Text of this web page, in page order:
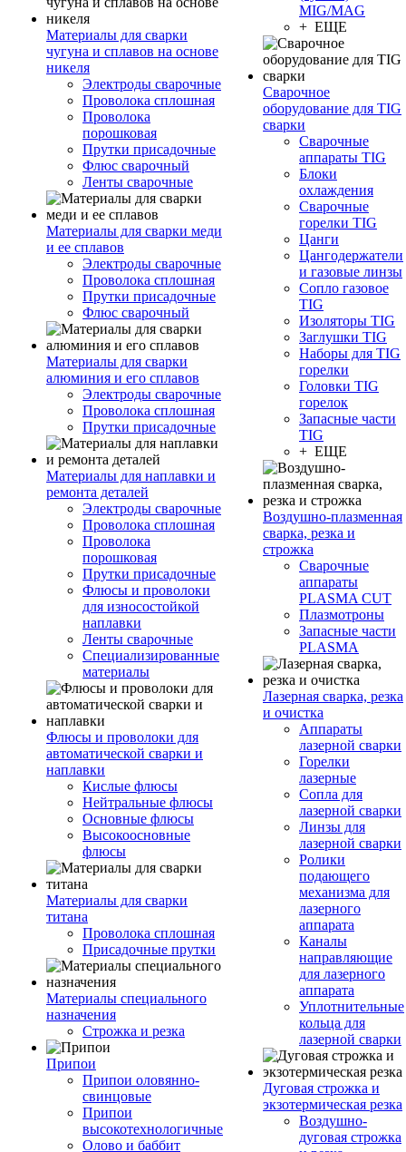
Материалы для сварки
чугуна и сплавов на основе
никеля
Электроды сварочные
Проволока сплошная
Проволока
порошковая
Прутки присадочные
Флюс сварочный
Ленты сварочные
Материалы для сварки меди
и ее сплавов
Электроды сварочные
Проволока сплошная
Прутки присадочные
Флюс сварочный
Материалы для сварки
алюминия и его сплавов
Электроды сварочные
Проволока сплошная
Прутки присадочные
Материалы для наплавки и
ремонта деталей
Электроды сварочные
Проволока сплошная
Проволока
порошковая
Прутки присадочные
Флюсы и проволоки
для износостойкой
наплавки
Ленты сварочные
Специализированные
материалы
Флюсы и проволоки для
автоматической сварки и
наплавки
Кислые флюсы
Нейтральные флюсы
Основные флюсы
Высокоосновные
флюсы
Материалы для сварки
титана
Проволока сплошная
Присадочные прутки
Материалы специального
назначения
Строжка и резка
Припои
Припои оловянно-
свинцовые
Припои
высокотехнологичные
Олово и баббит
MIG/MAG
+ ЕЩЕ
Сварочное
оборудование для TIG
сварки
Сварочные
аппараты TIG
Блоки
охлаждения
Сварочные
горелки TIG
Цанги
Цангодержатели
и газовые линзы
Сопло газовое
TIG
Изоляторы TIG
Заглушки TIG
Наборы для TIG
горелки
Головки TIG
горелок
Запасные части
TIG
+ ЕЩЕ
Воздушно-плазменная
сварка, резка и
строжка
Сварочные
аппараты
PLASMA CUT
Плазмотроны
Запасные части
PLASMA
Лазерная сварка, резка
и очистка
Аппараты
лазерной сварки
Горелки
лазерные
Сопла для
лазерной сварки
Линзы для
лазерной сварки
Ролики
подающего
механизма для
лазерного
аппарата
Каналы
направляющие
для лазерного
аппарата
Уплотнительные
кольца для
лазерной сварки
Дуговая строжка и
экзотермическая резка
Воздушно-
дуговая строжка